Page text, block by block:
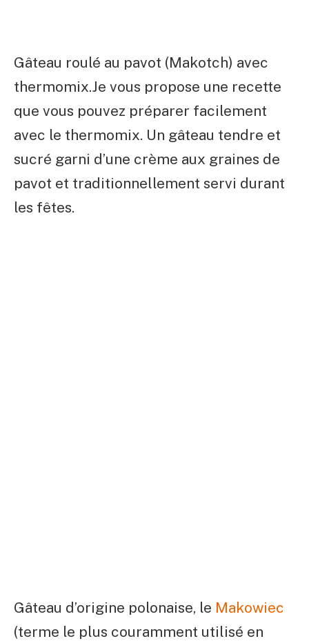
Gâteau roulé au pavot (Makotch) avec
thermomix.Je vous propose une recette
que vous pouvez préparer facilement
avec le thermomix. Un gâteau tendre et
sucré garni d’une crème aux graines de
pavot et traditionnellement servi durant
les fêtes.
Gâteau d’origine polonaise, le Makowiec
(terme le plus couramment utilisé en